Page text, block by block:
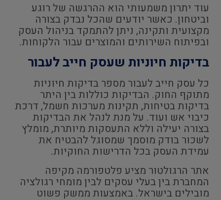
עוד יתרון משמעותי הוא ההרגשה של רוגע
וביטחון. כאשר יודעים שהכל נבדק בצורה
מקצועית ותקינה, ניתן להתמקד בניהול העסק
ובפיתוח השירותים והמוצרים עבור הלקוחות.
בדיקות חיוניות שעסק חייב לעבור
כל עסק חייב לעבור מספר בדיקות חיוניות
מתוקף החוק. הבדיקות כוללות בין היתר
בדיקות בטיחות, תקינות מערכות חשמל, דרכת
כיבוי אש ועוד. על מנת לנהל את הבדיקות
בצורה יעילה וללא התעסקות מיותרת, מומלץ
לשכור בודק מוסמך שמסוגל להבטיח את
עמידת העסק בכל הדרישות החוקיות.
אתר הרגולטור מציע פלטפורמה מקיפה
המחברת בין בעלי עסקים לבין מומחי רגולציה
מובילים בישראל. באמצעות ממשק פשוט